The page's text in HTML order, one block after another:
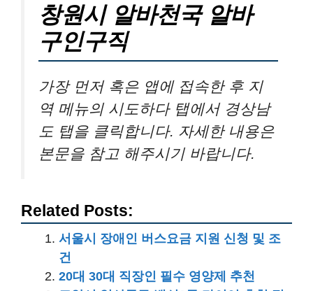
창원시 알바천국 알바
구인구직
가장 먼저 혹은 앱에 접속한 후 지
역 메뉴의 시도하다 탭에서 경상남
도 탭을 클릭합니다. 자세한 내용은
본문을 참고 해주시기 바랍니다.
Related Posts:
서울시 장애인 버스요금 지원 신청 및 조
건
20대 30대 직장인 필수 영양제 추천